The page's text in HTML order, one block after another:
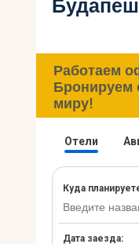
Горящие туры
Типы Туров
Страны
Инфо
Блог
Контакты
Работаем
Бронируем
миру!